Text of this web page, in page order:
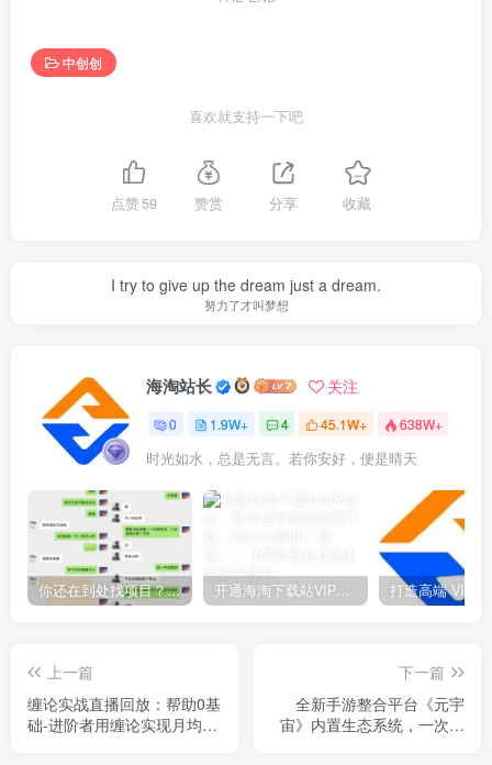
中创创
喜欢就支持一下吧
点赞59 赞赏 分享 收藏
I try to give up the dream just a dream.
努力了才叫梦想
海淘站长 关注
0 1.9W+ 4 45.1W+ 638W+
时光如水，总是无言。若你安好，便是晴天
你还在到处找项目？还在当韭菜？我靠网创资源站一个月收入5万+，曾经我也是个失败者。
上一篇
缠论实战直播回放：帮助0基
础-进阶者用缠论实现月均
下一篇
全新手游整合平台《元宇
宙》内置生态系统，一次打